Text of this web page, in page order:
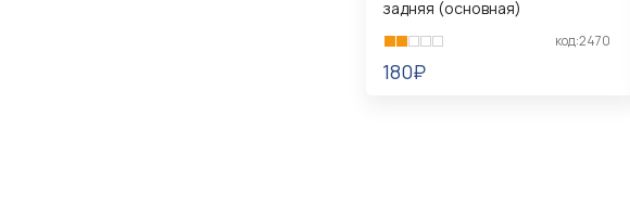
задняя (основная)
код:2470
180₽